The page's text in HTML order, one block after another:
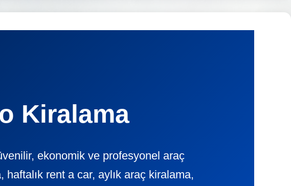
Kiralama
ekonomik ve profesyonel araç
rent a car, aylık araç kiralama,